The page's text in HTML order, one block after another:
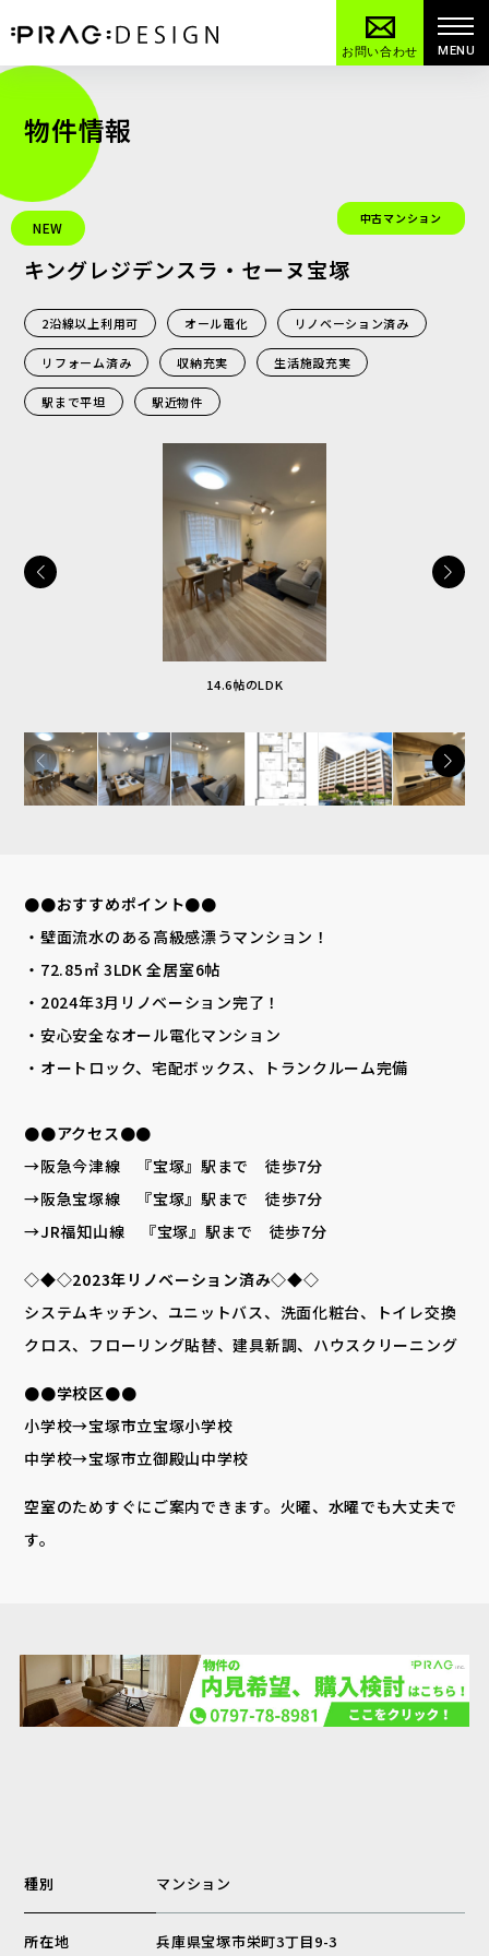
お問い合わせ MENU
物件情報
中古マンション
NEW
キングレジデンスラ・セーヌ宝塚
2沿線以上利用可 オール電化 リノベーション済み
リフォーム済み 収納充実 生活施設充実
駅まで平坦 駅近物件
14.6帖のLDK
●●おすすめポイント●●
・壁面流水のある高級感漂うマンション！
・72.85㎡ 3LDK 全居室6帖
・2024年3月リノベーション完了！
・安心安全なオール電化マンション
・オートロック、宅配ボックス、トランクルーム完備
●●アクセス●●
→阪急今津線 『宝塚』駅まで 徒歩7分
→阪急宝塚線 『宝塚』駅まで 徒歩7分
→JR福知山線 『宝塚』駅まで 徒歩7分
◇◆◇2023年リノベーション済み◇◆◇
システムキッチン、ユニットバス、洗面化粧台、トイレ交換
クロス、フローリング貼替、建具新調、ハウスクリーニング
●●学校区●●
小学校→宝塚市立宝塚小学校
中学校→宝塚市立御殿山中学校
空室のためすぐにご案内できます。火曜、水曜でも大丈夫で
す。
種別 マンション
所在地 兵庫県宝塚市栄町3丁目9-3